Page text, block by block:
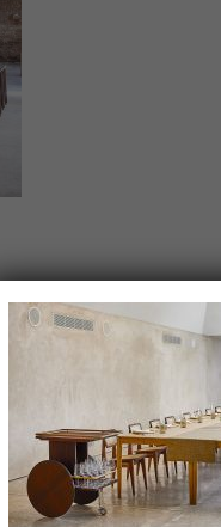
Câmpurile obligatorii